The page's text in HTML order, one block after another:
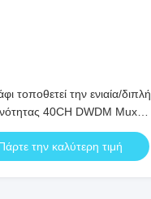
τοποθετεί την ενιαία/διπλή
40CH DWDM Mux
συνδετήρα UPC
την καλύτερη τιμή